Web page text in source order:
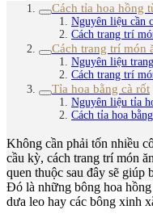
Cách tỉa hoa hồng
Nguyên liệu cần
Cách trang trí
Cách trang trí món
Nguyên liệu
Cách trang trí
Tỉa hoa bằng cà rốt
Nguyên liệu tỉa
Cách tỉa hoa
Không cần phải tốn nhiều
cầu kỳ, cách trang trí món
quen thuộc sau đây sẽ giúp
Đó là những bông hoa
dưa leo hay các bông xinh